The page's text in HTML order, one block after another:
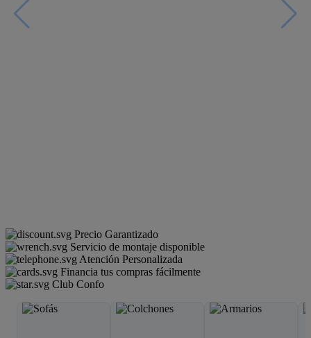
Precio Garantizado
Servicio de montaje disponible
Atención Personalizada
Financia tus compras fácilmente
Club Confo